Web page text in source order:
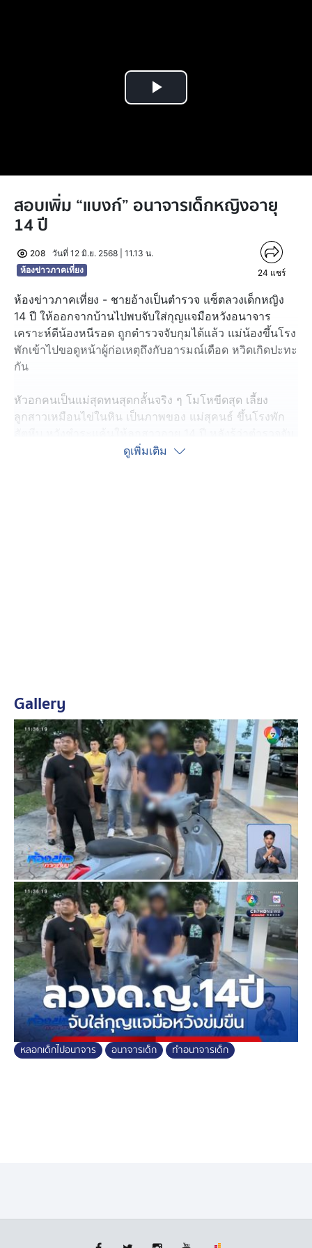
Play
สอบเพิ่ม “แบงก์” อนาจารเด็กหญิงอายุ
14 ปี
208
วันที่ 12 มิ.ย. 2568 | 11.13 น.
ห้องข่าวภาคเที่ยง
24 แชร์
ห้องข่าวภาคเที่ยง - ชายอ้างเป็นตำรวจ แซ็ตลวงเด็กหญิง
14 ปี ให้ออกจากบ้านไปพบจับใส่กุญแจมือหวังอนาจาร
เคราะห์ดีน้องหนีรอด ถูกตำรวจจับกุมได้แล้ว แม่น้องขึ้นโรง
พักเข้าไปขอดูหน้าผู้ก่อเหตุถึงกับอารมณ์เดือด หวิดเกิดปะทะ
กัน
หัวอกคนเป็นแม่สุดทนสุดกลั้นจริง ๆ โมโหขีดสุด เลี้ยง
ลูกสาวเหมือนไข่ในหิน เป็นภาพของ แม่สุคนธ์ ขึ้นโรงพัก
ชายที่ก่อเหตุ คือ “พลทหาร นนทวัฒน์” หรือ “แบงค์” อายุ
หวังจะข่มขืน
ต่อมา ได้พาไปชี้จุดทำแผนประกอบรับคำสารภาพยังจุดเกิด
เหตุบริเวณป่ากล้วย ห่างจากบ้านของเด็กหญิง 14 ปี ไป
ประมาณ 50 เมตร นอกจากนี้ ยังมีแม่ผู้เสียหาย อายุ 44 ปี
แจ้งความเอาผิดกับนายแบงก์ ในคดีล่อลวงลูกสาวอายุ 14 ปี
ของเธอ ไปข่มขืนจนสำเร็จความใคร่ ที่บริเวณป่าละเมาะ
ข้างทาง ในท้องที่ สภ.พลูตาหลวง เมื่อเดือนเมษายนที่ผ่าน
มา ซึ่งก็มีพฤติกรรมแช็ตไปคุย ตีสนิทก่อน แล้วก่อเหตุคล้าย
ๆ กับน้อง 14 ปี รายล่าสุด
ตลอดทั้งคืน ตำรวจได้สอบสวน “นายแบงก์” รับสารภาพว่า
ได้ก่อเหตุมาแล้ว 2 ครั้ง โดยครั้งแรกข่มขืนเด็กหญิง อายุ 14
ปี ในพื้นที่ สภ.พลูตาหลวง และครั้งที่ 2 ก่อเหตุใส่กุญแจมือ
พยายามอนาจารแต่กระทำไม่สำเร็จ ในพื้นที่ สภ.สัตหีบ ส่วน
ในรายอื่นผู้ต้องหาบอกเป็นการสมยอม และไม่ใช่เยาวชน
ตอนนี้พนักงานสอบสวนอยู่ระหว่างรวบรวมพยานหลักฐาน
ประกอบสำนวนในคดี เพื่อส่งศาลจังหวัดพัทยา ดำเนินคดี
ตามกฎหมายต่อไป
ดูเพิ่มเติม
Gallery
หลอกเด็กไปอนาจาร อนาจารเด็ก ทำอนาจารเด็ก